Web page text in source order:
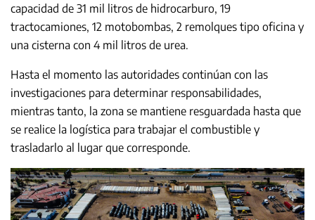
capacidad de 31 mil litros de hidrocarburo, 19
tractocamiones, 12 motobombas, 2 remolques tipo oficina y
una cisterna con 4 mil litros de urea.
Hasta el momento las autoridades continúan con las
investigaciones para determinar responsabilidades,
mientras tanto, la zona se mantiene resguardada hasta que
se realice la logística para trabajar el combustible y
trasladarlo al lugar que corresponde.